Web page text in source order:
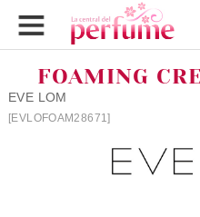
FOAMING
EVE LOM
[EVLOFOAM28671]